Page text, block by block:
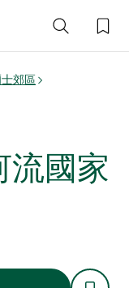
郊區
流國家